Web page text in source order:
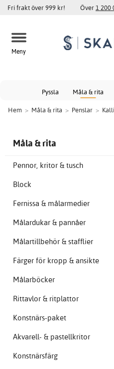
Fri frakt över 999 kr! Över1 200
Meny
Pyssla Måla & rita
Hem > Måla & rita > Penslar >
Måla & rita
Pennor, kritor & tusch
Block
Fernissa & målarmedier
Målardukar & pannåer
Målartillbehör & stafflier
Färger för kropp & ansikte
Målarböcker
Rittavlor & ritplattor
Konstnärs-paket
Akvarell- & pastellkritor
Konstnärsfärg